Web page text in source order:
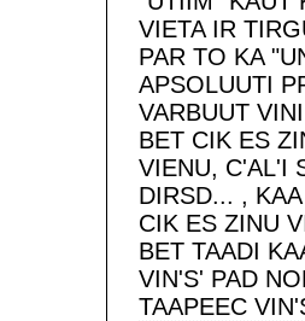
VIETA IR
PAR TO KA
APSOLUUTI
VARBUUT
BET CIK ES
VIENU, C'AL'I
DIRSD... ,
CIK ES ZINU
BET TAADI
VIN'S' PAD
TAAPEEC